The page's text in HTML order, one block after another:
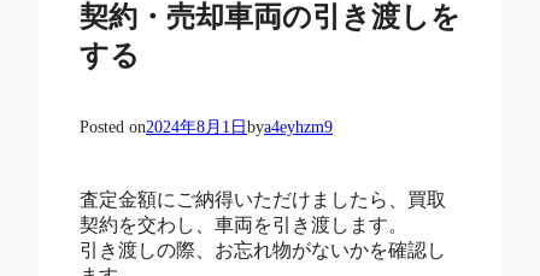
契約・売却車両の引き渡しを
する
Posted on2024年8月1日 bya4eyhzm9
査定金額にご納得いただけましたら、買取
契約を交わし、車両を引き渡します。
引き渡しの際、お忘れ物がないかを確認し